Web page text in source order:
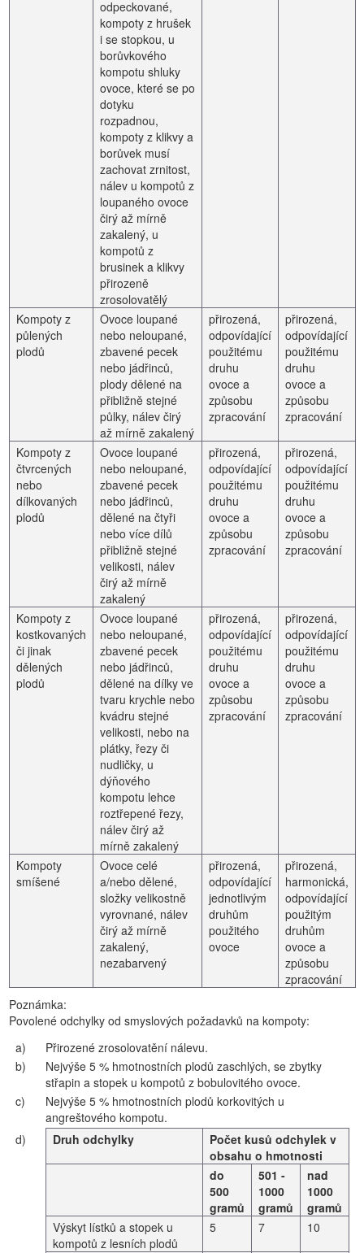
odpeckované,
kompoty z hrušek
i se stopkou, u
borůvkového
kompotu shluky
ovoce, které se po
dotyku
rozpadnou,
kompoty z klikvy a
borůvek musí
zachovat zrnitost,
nálev u kompotů z
loupaného ovoce
čirý až mírně
zakalený, u
kompotů z
brusinek a klikvy
přirozeně
zrosolovatělý
Kompoty z
půlených
plodů
Ovoce loupané
nebo neloupané,
zbavené pecek
nebo jádřinců,
plody dělené na
přibližně stejné
půlky, nálev čirý
až mírně zakalený
přirozená,
odpovídající
použitému
druhu
ovoce a
způsobu
zpracování
přirozená,
odpovídající
použitému
druhu
ovoce a
způsobu
zpracování
Kompoty z
čtvrcených
nebo
dílkovaných
plodů
Ovoce loupané
nebo neloupané,
zbavené pecek
nebo jádřinců,
dělené na čtyři
nebo více dílů
přibližně stejné
velikosti, nálev
čirý až mírně
zakalený
přirozená,
odpovídající
použitému
druhu
ovoce a
způsobu
zpracování
přirozená,
odpovídající
použitému
druhu
ovoce a
způsobu
zpracování
Kompoty z
kostkovaných
či jinak
dělených
plodů
Ovoce loupané
nebo neloupané,
zbavené pecek
nebo jádřinců,
dělené na dílky ve
tvaru krychle nebo
kvádru stejné
velikosti, nebo na
plátky, řezy či
nudličky, u
dýňového
kompotu lehce
roztřepené řezy,
nálev čirý až
mírně zakalený
přirozená,
odpovídající
použitému
druhu
ovoce a
způsobu
zpracování
přirozená,
odpovídající
použitému
druhu
ovoce a
způsobu
zpracování
Kompoty
smíšené
Ovoce celé
a/nebo dělené,
složky velikostně
vyrovnané, nálev
čirý až mírně
zakalený,
nezabarvený
přirozená,
odpovídající
jednotlivým
druhům
použitého
ovoce
přirozená,
harmonická,
odpovídající
použitým
druhům
ovoce a
způsobu
zpracování
Poznámka:
Povolené odchylky od smyslových požadavků na kompoty:
a)
Přirozené zrosolovatění nálevu.
b)
Nejvýše 5 % hmotnostních plodů zaschlých, se zbytky
střapin a stopek u kompotů z bobulovitého ovoce.
c)
Nejvýše 5 % hmotnostních plodů korkovitých u
angreštového kompotu.
d)
Druh odchylky
Počet kusů odchylek v
obsahu o hmotnosti
do
500
gramů
501 -
1000
gramů
nad
1000
gramů
Výskyt lístků a stopek u
kompotů z lesních plodů
5 7 10